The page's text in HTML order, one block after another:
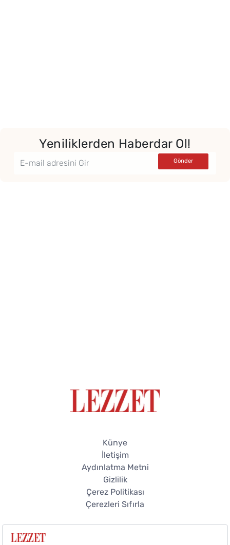
Yeniliklerden Haberdar Ol!
Künye
İletişim
Aydınlatma Metni
Gizlilik
Çerez Politikası
Çerezleri Sıfırla